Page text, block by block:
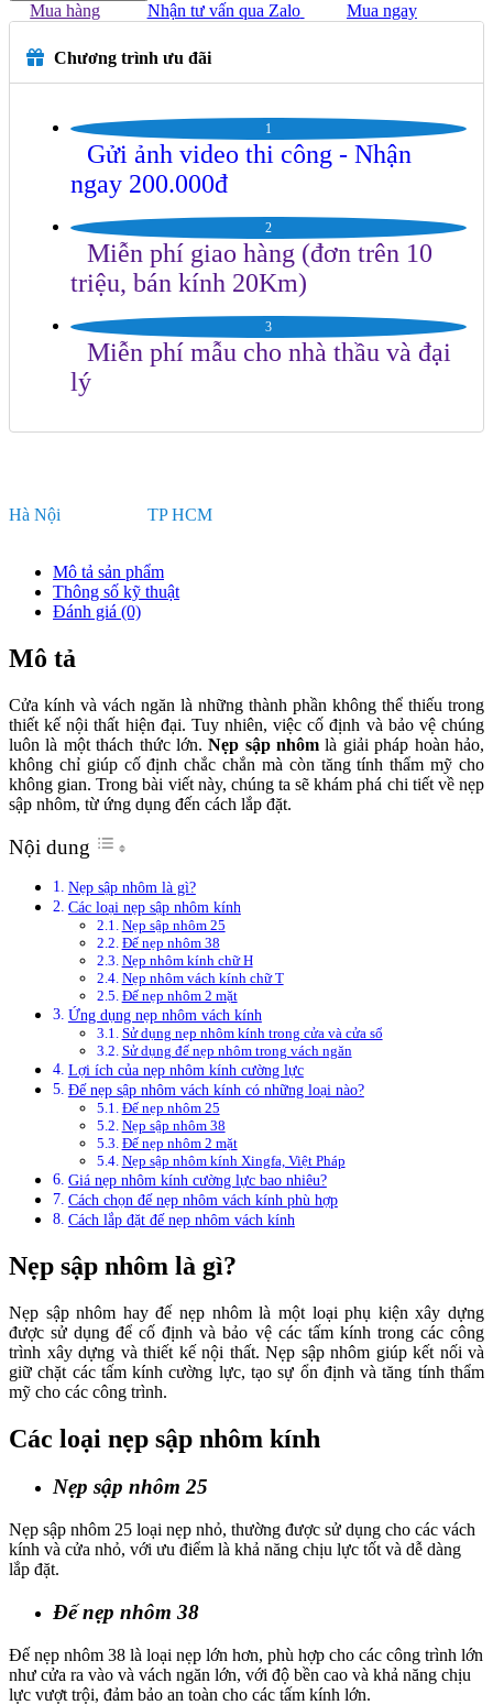
Mua hàng Nhận tư vấn qua Zalo Mua ngay
Chương trình ưu đãi
1
Gửi ảnh video thi công - Nhận
ngay 200.000đ
2
Miễn phí giao hàng (đơn trên 10
triệu, bán kính 20Km)
3
Miễn phí mẫu cho nhà thầu và đại
lý
Hà Nội
TP HCM
Mô tả sản phẩm
Thông số kỹ thuật
Đánh giá (0)
Mô tả
Cửa kính và vách ngăn là những thành phần không thể thiếu trong
thiết kế nội thất hiện đại. Tuy nhiên, việc cố định và bảo vệ chúng
luôn là một thách thức lớn.Nẹp sập nhôm là giải pháp hoàn hảo,
không chỉ giúp cố định chắc chắn mà còn tăng tính thẩm mỹ cho
không gian. Trong bài viết này, chúng ta sẽ khám phá chi tiết về nẹp
sập nhôm, từ ứng dụng đến cách lắp đặt.
Nội dung
Nẹp sập nhôm là gì?
Các loại nẹp sập nhôm kính
Nẹp sập nhôm 25
Đế nẹp nhôm 38
Nẹp nhôm kính chữ H
Nẹp nhôm vách kính chữ T
Đế nẹp nhôm 2 mặt
Ứng dụng nẹp nhôm vách kính
Sử dụng nẹp nhôm kính trong cửa và cửa sổ
Sử dụng đế nẹp nhôm trong vách ngăn
Lợi ích của nẹp nhôm kính cường lực
Đế nẹp sập nhôm vách kính có những loại nào?
Đế nẹp nhôm 25
Nẹp sập nhôm 38
Đế nẹp nhôm 2 mặt
Nẹp sập nhôm kính Xingfa, Việt Pháp
Giá nẹp nhôm kính cường lực bao nhiêu?
Cách chọn đế nẹp nhôm vách kính phù hợp
Cách lắp đặt đế nẹp nhôm vách kính
Nẹp sập nhôm là gì?
Nẹp sập nhôm hay đế nẹp nhôm là một loại phụ kiện xây dựng
được sử dụng để cố định và bảo vệ các tấm kính trong các công
trình xây dựng và thiết kế nội thất. Nẹp sập nhôm giúp kết nối và
giữ chặt các tấm kính cường lực, tạo sự ổn định và tăng tính thẩm
mỹ cho các công trình.
Các loại nẹp sập nhôm kính
Nẹp sập nhôm 25
Nẹp sập nhôm 25 loại nẹp nhỏ, thường được sử dụng cho các vách
kính và cửa nhỏ, với ưu điểm là khả năng chịu lực tốt và dễ dàng
lắp đặt.
Đế nẹp nhôm 38
Đế nẹp nhôm 38 là loại nẹp lớn hơn, phù hợp cho các công trình lớn
như cửa ra vào và vách ngăn lớn, với độ bền cao và khả năng chịu
lực vượt trội, đảm bảo an toàn cho các tấm kính lớn.